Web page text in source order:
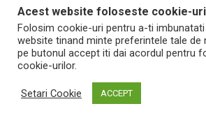
© Toate drepturile
rezervate Trafic Media
2026
Design
and
Acest website foloseste cookie-uri
Folosim cookie-uri pentru a-ti imbunatati
website tinand minte preferintele tale de
pe butonul accept iti dai acordul pentru
cookie-urilor.
Setari Cookie ACCEPT